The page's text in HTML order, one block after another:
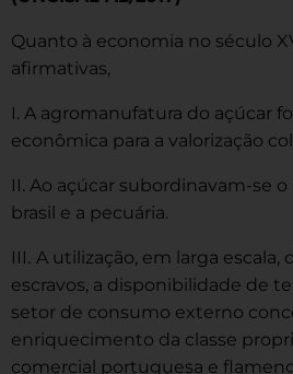
Quanto à economia no século
afirmativas,
I. A agromanufatura do açúcar
econômica para a valorização
II. Ao açúcar subordinavam-se
brasil e a pecuária.
III. A utilização, em larga escala,
escravos, a disponibilidade de
setor de consumo externo
enriquecimento da classe
comercial portuguesa e